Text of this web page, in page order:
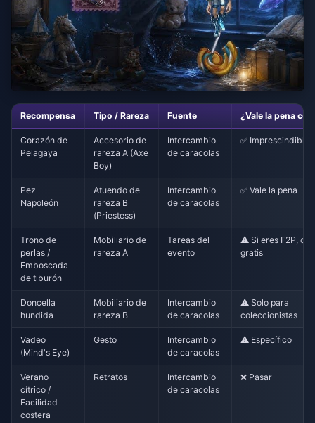
Recompensa Tipo / Rareza Fuente ¿Vale la pena
Corazón de
Pelagaya
Accesorio de
rareza A (Axe
Boy)
Intercambio
de caracolas
✅ Imprescindible
Pez
Napoleón
Atuendo de
rareza B
(Priestess)
Intercambio
de caracolas
✅ Vale la pena
Trono de
perlas /
Emboscada
de tiburón
Mobiliario de
rareza A
Tareas del
evento
⚠️ Si eres F2P,
gratis
Doncella
hundida
Mobiliario de
rareza B
Intercambio
de caracolas
⚠️ Solo para
coleccionistas
Vadeo
(Mind's Eye)
Gesto
Intercambio
de caracolas
⚠️ Específico
Verano
cítrico /
Facilidad
costera
Retratos
Intercambio
de caracolas
❌ Pasar